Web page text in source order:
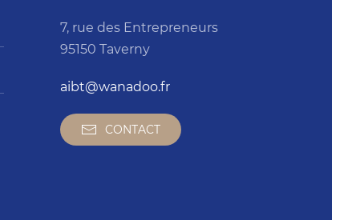
7, rue des Entrepreneurs
95150 Taverny
aibt@wanadoo.fr
CONTACT